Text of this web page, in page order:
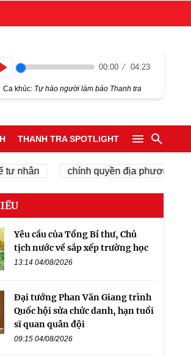
00:00 04:23
Ca khúc: Tự hào người làm báo Thanh tra
THANH TRA SPOTLIGHT
chính quyền địa phương 2 cấp
Yêu cầu của Tổng Bí thư, Chủ
tịch nước về sắp xếp trường học
13:14 04/08/2026
Đại tướng Phan Văn Giang trình
Quốc hội sửa chức danh, hạn tuổi
sĩ quan quân đội
09:15 04/08/2026